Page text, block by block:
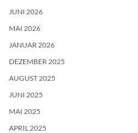
JUNI 2026
MAI 2026
JANUAR 2026
DEZEMBER 2025
AUGUST 2025
JUNI 2025
MAI 2025
APRIL 2025